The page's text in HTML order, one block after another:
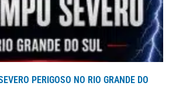
PERIGOSO NO RIO GRANDE DO